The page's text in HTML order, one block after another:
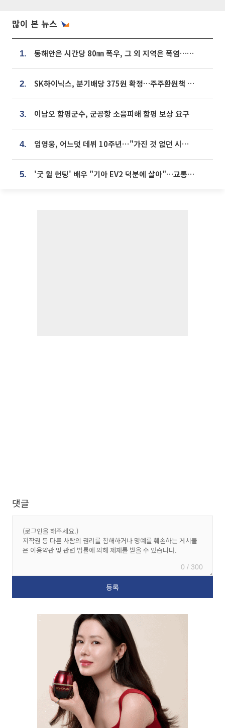
많이 본 뉴스
1. 동해안은 시간당 80㎜ 폭우, 그 외 지역은 폭염…‘극과 극 날씨’
2. SK하이닉스, 분기배당 375원 확정…주주환원책 9월로 앞당겨 발표
3. 이남오 함평군수, 군공항 소음피해 함평 보상 요구
4. 임영웅, 어느덧 데뷔 10주년⋯"가진 것 없던 시절, 내 앞엔 20명의 팬뿐"
5. '굿 윌 헌팅' 배우 "기아 EV2 덕분에 살아"…교통사고 후 안전성 극찬
댓글
0 / 300